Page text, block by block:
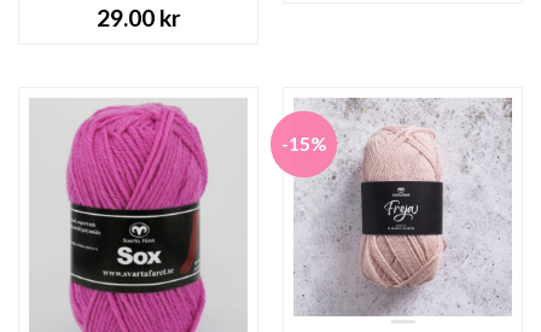
29.00 kr
-15%